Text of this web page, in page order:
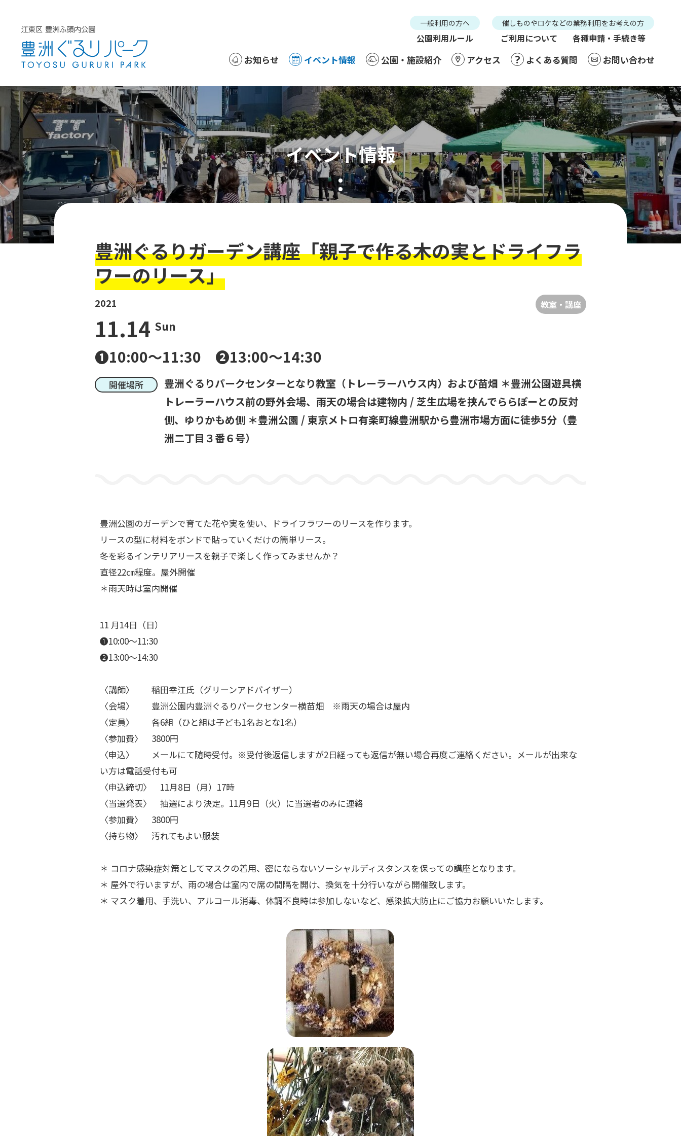
一般利用の方へ
公園利用ルール
催しものやロケなどの業務利用をお考えの方
ご利用について 各種申請・手続き等
お知らせ イベント情報 公園・施設紹介 アクセス よくある質問
お問い合わせ
一般利用の方へ
公園利用ルール
催しものやロケなどの業務利用をお考えの方
ご利用について 各種申請・手続き等
イベント情報
豊洲ぐるりガーデン講座「親子で作る木の実とドライフラ
ワーのリース」
2021 教室・講座
11.14 Sun
❶10:00～11:30 ❷13:00～14:30
開催場所
豊洲ぐるりパークセンターとなり教室（トレーラーハウス内）および苗畑 ＊豊洲公園遊具横
トレーラーハウス前の野外会場、雨天の場合は建物内 / 芝生広場を挟んでららぽーとの反対
側、ゆりかもめ側 ＊豊洲公園 / 東京メトロ有楽町線豊洲駅から豊洲市場方面に徒歩5分（豊
洲二丁目３番６号）
豊洲公園のガーデンで育てた花や実を使い、ドライフラワーのリースを作ります。
リースの型に材料をボンドで貼っていくだけの簡単リース。
冬を彩るインテリアリースを親子で楽しく作ってみませんか？
直径22㎝程度。屋外開催
＊雨天時は室内開催
11 月14日（日）
❶10:00～11:30
❷13:00～14:30
〈講師〉 稲田幸江氏（グリーンアドバイザー）
〈会場〉 豊洲公園内豊洲ぐるりパークセンター横苗畑 ※雨天の場合は屋内
〈定員〉 各6組（ひと組は子ども1名おとな1名）
〈参加費〉 3800円
〈申込〉 メールにて随時受付。※受付後返信しますが2日経っても返信が無い場合再度ご連絡ください。メールが出来な
い方は電話受付も可
〈申込締切〉 11月8日（月）17時
〈当選発表〉 抽選により決定。11月9日（火）に当選者のみに連絡
〈参加費〉 3800円
〈持ち物〉 汚れてもよい服装
＊ コロナ感染症対策としてマスクの着用、密にならないソーシャルディスタンスを保っての講座となります。
＊ 屋外で行いますが、雨の場合は室内で席の間隔を開け、換気を十分行いながら開催致します。
＊ マスク着用、手洗い、アルコール消毒、体調不良時は参加しないなど、感染拡大防止にご協力お願いいたします。